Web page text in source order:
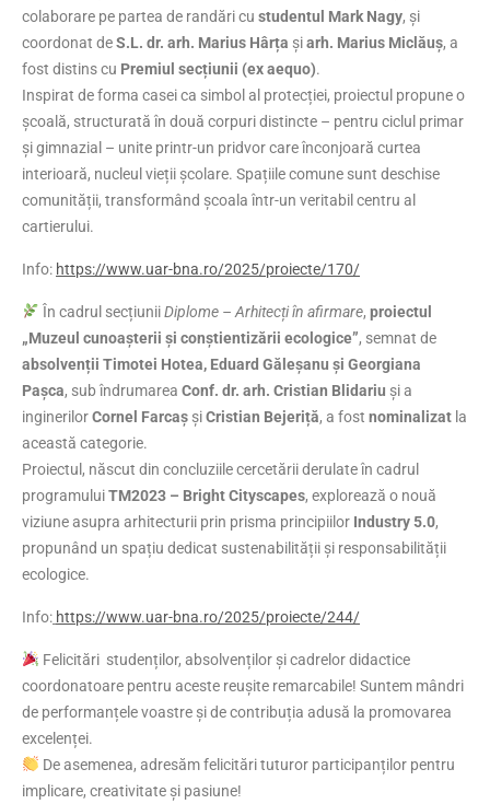
colaborare pe partea de randări cu studentul Mark Nagy, și
coordonat deS.L. dr. arh. Marius Hârța șiarh. Marius Miclăuș, a
fost distins cu Premiul secțiunii (ex aequo).
Inspirat de forma casei ca simbol al protecției, proiectul propune o
școală, structurată în două corpuri distincte – pentru ciclul primar
și gimnazial – unite printr-un pridvor care înconjoară curtea
interioară, nucleul vieții școlare. Spațiile comune sunt deschise
comunității, transformând școala într-un veritabil centru al
cartierului.
Info: https://www.uar-bna.ro/2025/proiecte/170/
În cadrul secțiuniiDiplome – Arhitecți în afirmare, proiectul
„Muzeul cunoașterii și conștientizării ecologice”, semnat de
absolvenții Timotei Hotea, Eduard Găleșanu și Georgiana
Pașca, sub îndrumarea Conf. dr. arh. Cristian Blidariu și a
inginerilorCornel Farcaș șiCristian Bejeriță, a fost nominalizat la
această categorie.
Proiectul, născut din concluziile cercetării derulate în cadrul
programuluiTM2023 – Bright Cityscapes, explorează o nouă
viziune asupra arhitecturii prin prisma principiilor Industry 5.0,
propunând un spațiu dedicat sustenabilității și responsabilității
ecologice.
Info: https://www.uar-bna.ro/2025/proiecte/244/
Felicitări studenților, absolvenților și cadrelor didactice
coordonatoare pentru aceste reușite remarcabile! Suntem mândri
de performanțele voastre și de contribuția adusă la promovarea
excelenței.
De asemenea, adresăm felicitări tuturor participanților pentru
implicare, creativitate și pasiune!